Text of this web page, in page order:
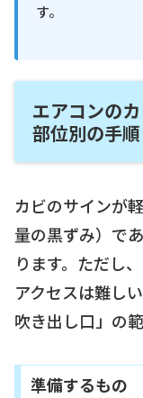
す。
エアコンの
部位別の手順
カビのサインが
量の黒ずみ）で
ります。ただし
アクセスは難し
吹き出し口」の
準備するもの